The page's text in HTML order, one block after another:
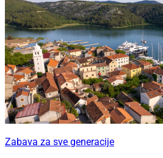
Zabava za sve generacije